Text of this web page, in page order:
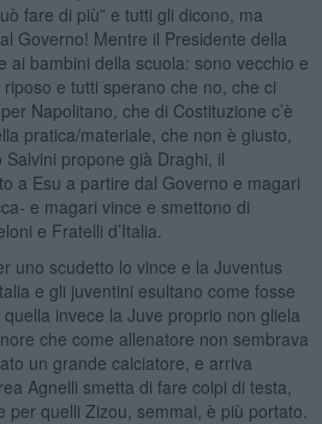
fare di più” e tutti gli dicono, ma
Governo! Mentre il Presidente della
ai bambini della scuola: sono vecchio e
e tutti sperano che no, che ci
Napolitano, che di Costituzione c’è
pratica/materiale, che non è giusto,
propone già Draghi, il
a Esu a partire dal Governo e magari
e magari vince e smettono di
e Fratelli d’Italia.
uno scudetto lo vince e la Juventus
e gli juventini esultano come fosse
invece la Juve proprio non gliela
che come allenatore non sembrava
un grande calciatore, e arriva
Agnelli smetta di fare colpi di testa,
quelli Zizou, semmai, è più portato.